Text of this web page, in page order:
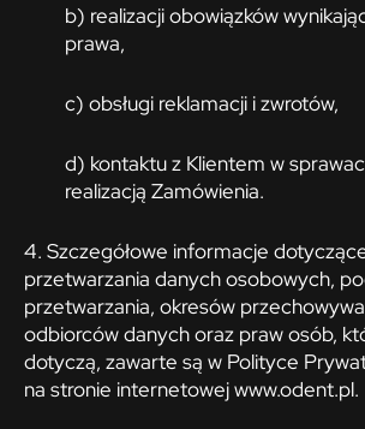
b) realizacji obowiązków
prawa,
c) obsługi reklamacji i zwrotów,
d) kontaktu z Klientem w
realizacją Zamówienia.
4. Szczegółowe informacje
przetwarzania danych osobowych,
przetwarzania, okresów
odbiorców danych oraz praw osób,
dotyczą, zawarte są w Polityce
na stronie internetowej www.odent.pl.